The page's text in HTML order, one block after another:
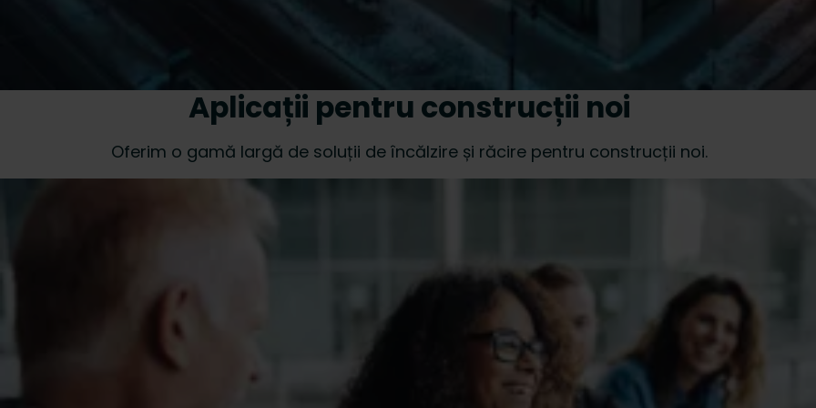
Aplicații pentru construcții noi
Oferim o gamă largă de soluții de încălzire și răcire pentru construcții noi.